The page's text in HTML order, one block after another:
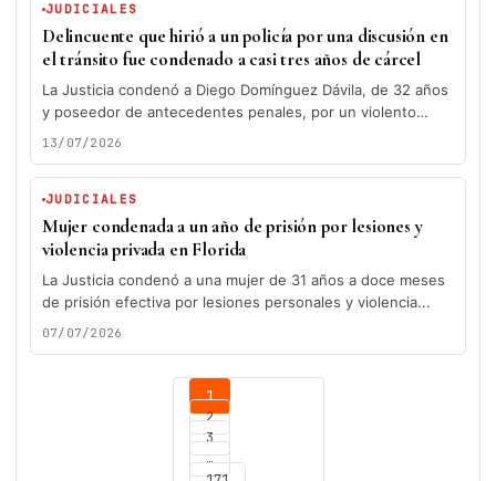
JUDICIALES
Delincuente que hirió a un policía por una discusión en
el tránsito fue condenado a casi tres años de cárcel
La Justicia condenó a Diego Domínguez Dávila, de 32 años
y poseedor de antecedentes penales, por un violento
episodio ocurrido...
13/07/2026
JUDICIALES
Mujer condenada a un año de prisión por lesiones y
violencia privada en Florida
La Justicia condenó a una mujer de 31 años a doce meses
de prisión efectiva por lesiones personales y violencia...
07/07/2026
1
2
3
…